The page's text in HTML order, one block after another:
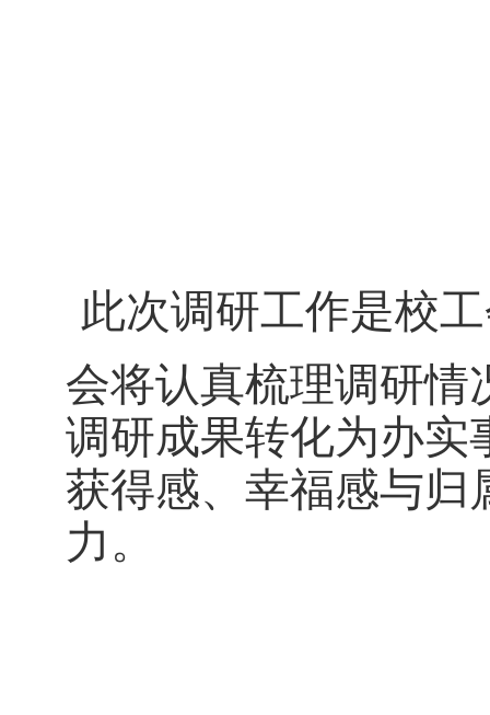
此次调研工作是校
会将认真梳理调研情
调研成果转化为办实
获得感、幸福感与归
力。